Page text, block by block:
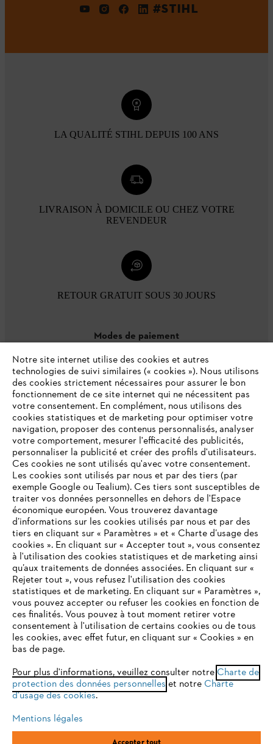
#STIHL
LA QUALITÉ STIHL DEPUIS 100 ANS
LIVRAISON À DOMICILE OU CHEZ VOTRE
REVENDEUR
RETOUR GRATUIT SOUS 30 JOURS
Modes de paiement
L'Entreprise
Questions / Réponses
Service
Conditions Générales de Vente
Mentions légales Cookies
Conditions de garantie
VOTRE NAVIGATEUR INTERNET
N'EST PLUS PRIS EN CHARGE
Vous utilisez un navigateur Internet que nous ne prenons plus
en charge, et certaines fonctionnalités de notre site ne
peuvent fonctionner correctement. Pour une utilisation
optimale de notre site, nous vous recommandons de passer à
l'un des navigateurs suivants :
firefox chrome
Notre site internet utilise des cookies et autres
technologies de suivi similaires (« cookies »). Nous utilisons
des cookies strictement nécessaires pour assurer le bon
fonctionnement de ce site internet qui ne nécessitent pas
votre consentement. En complément, nous utilisons des
cookies statistiques et de marketing pour optimiser votre
navigation, proposer des contenus personnalisés, analyser
votre comportement, mesurer l'efficacité des publicités,
personnaliser la publicité et créer des profils d'utilisateurs.
Ces cookies ne sont utilisés qu'avec votre consentement.
Les cookies sont utilisés par nous et par des tiers (par
exemple Google ou Tealium). Ces tiers sont susceptibles de
traiter vos données personnelles en dehors de l'Espace
économique européen. Vous trouverez davantage
d’informations sur les cookies utilisés par nous et par des
tiers en cliquant sur « Paramètres » et « Charte d’usage des
cookies ». En cliquant sur « Accepter tout », vous consentez
à l'utilisation des cookies statistiques et de marketing ainsi
qu’aux traitements de données associées. En cliquant sur «
Rejeter tout », vous refusez l'utilisation des cookies
statistiques et de marketing. En cliquant sur « Paramètres »,
vous pouvez accepter ou refuser les cookies en fonction de
ces finalités. Vous pouvez à tout moment retirer votre
consentement à l'utilisation de certains cookies ou de tous
les cookies, avec effet futur, en cliquant sur « Cookies » en
bas de page.
Pour plus d'informations, veuillez consulter notre Charte de
protection des données personnelles et notre Charte
d'usage des cookies.
Mentions légales